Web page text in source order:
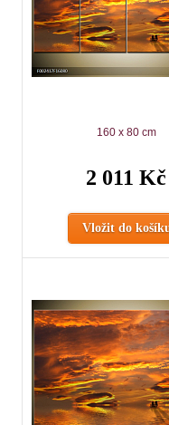
160 x 80 cm
2 011 Kč
Vložit do